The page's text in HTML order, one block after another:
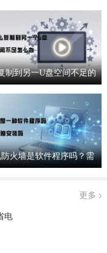
制到另一U盘空间不足的
解决方法
火墙是软件程序吗？需
要单独安装吗
更多
电